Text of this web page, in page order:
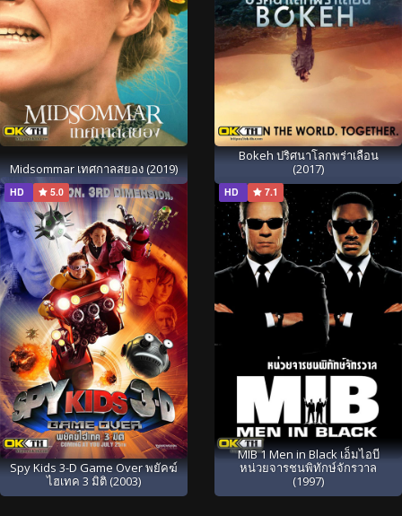
Midsommar เทศกาลสยอง (2019)
Bokeh ปริศนาโลกพร่าเลือน
(2017)
HD 5.0
Spy Kids 3-D Game Over พยัคฆ์
ไฮเทค 3 มิติ (2003)
HD 7.1
MIB 1 Men in Black เอ็มไอบี
หน่วยจารชนพิทักษ์จักรวาล
(1997)